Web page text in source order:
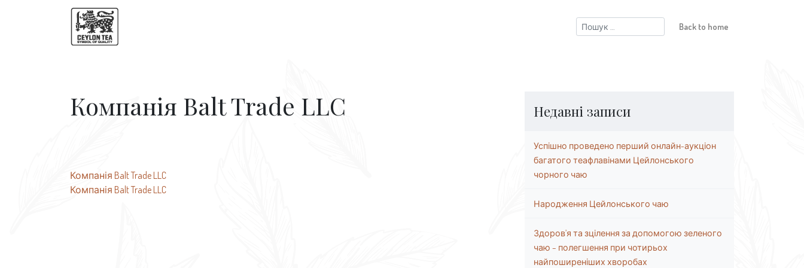
Пошук: Back to home
Недавні записи
Успішно проведено перший онлайн-аукціон
багатого теафлавінами Цейлонського
чорного чаю
Народження Цейлонського чаю
Здоров’я та зцілення за допомогою зеленого
чаю – полегшення при чотирьох
найпоширеніших хворобах
Компанія Balt Trade LLC
Навігація
записів
Компанія Balt Trade LLC
Компанія Balt Trade LLC